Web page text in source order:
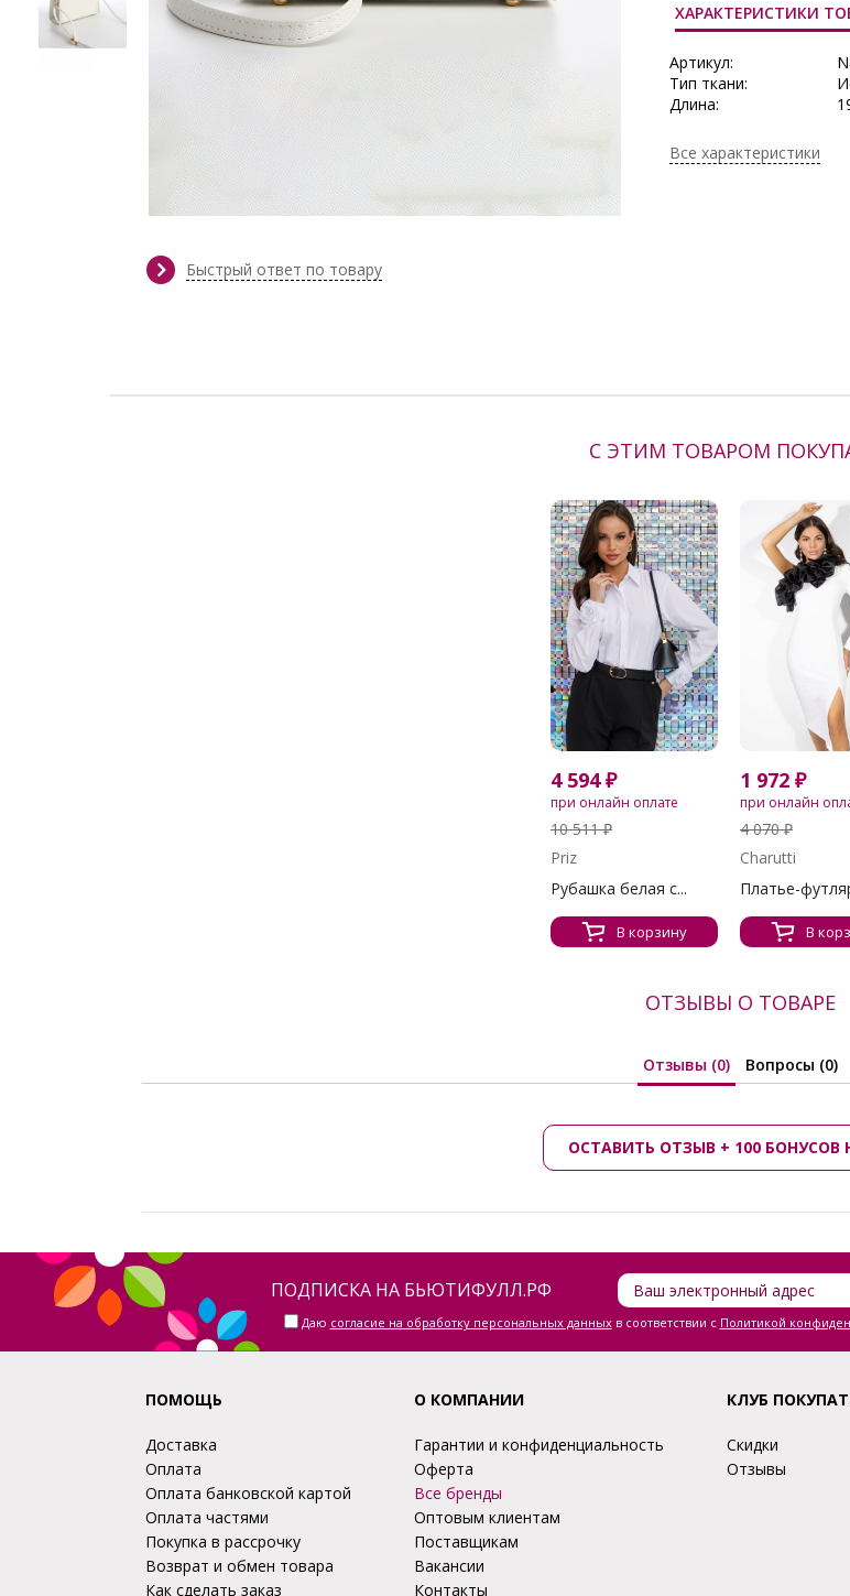
Быстрый ответ по товару
ХАРАКТЕРИСТИКИ
Артикул:
Тип ткани:
Длина:
Все характеристики
С ЭТИМ ТОВАРОМ
4 594 ₽
при онлайн оплате
10 511 ₽
Priz
Рубашка белая с...
В корзину
1 972 ₽
при онлайн
4 070 ₽
Charutti
Платье-
В
ОТЗЫВЫ О ТОВАРЕ
Отзывы (0) Вопросы (0)
ОСТАВИТЬ ОТЗЫВ + 100 БОНУСОВ
ПОДПИСКА НА БЬЮТИФУЛЛ.РФ
Даю согласие на обработку персональных данныхв соответствии с Политикой
ПОМОЩЬ
Доставка
Оплата
Оплата банковской картой
Оплата частями
Покупка в рассрочку
Возврат и обмен товара
Как сделать заказ
О КОМПАНИИ
Гарантии и конфиденциальность
Оферта
Все бренды
Оптовым клиентам
Поставщикам
Вакансии
Контакты
КЛУБ
Скидки
Отзывы